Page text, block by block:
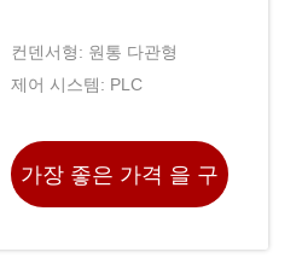
컨덴서형: 원통 다관형
제어 시스템: PLC
가장 좋은 가격 을 구